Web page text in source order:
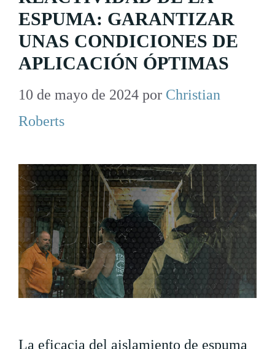
ESPUMA: GARANTIZAR
UNAS CONDICIONES DE
APLICACIÓN ÓPTIMAS
10 de mayo de 2024 por Christian
Roberts
La eficacia del aislamiento de espuma